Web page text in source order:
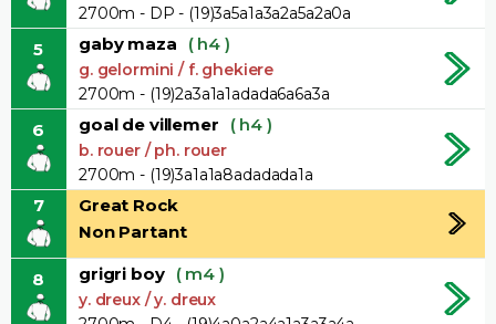
2700m - DP - (19)3a5a1a3a2a5a2a0a
5 gaby maza ( h4 )
g. gelormini / f. ghekiere
2700m - (19)2a3a1a1adada6a6a3a
6 goal de villemer ( h4 )
b. rouer / ph. rouer
2700m - (19)3a1a1a8adadada1a
7
Great Rock
Non Partant
8 grigri boy ( m4 )
y. dreux / y. dreux